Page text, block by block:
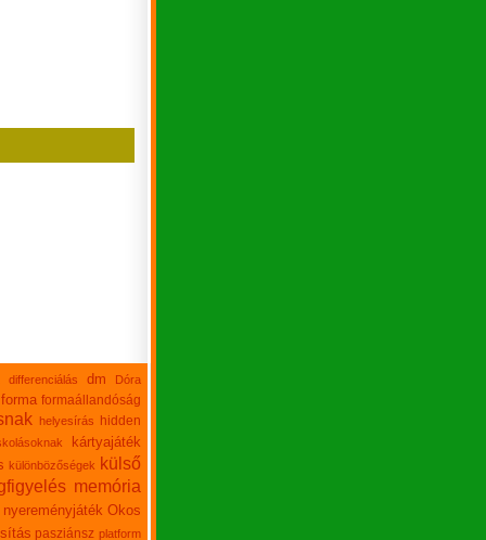
differenciálás dm
Dóra
forma formaállandóság
helyesírás
hidden
kártyajáték
különbözőségek külső
memória
nyereményjáték Okos
pasziánsz platform